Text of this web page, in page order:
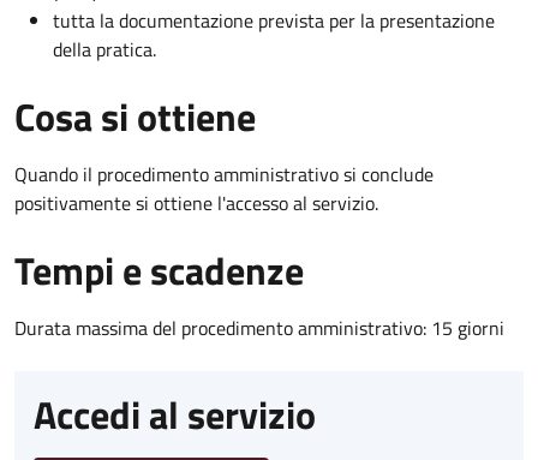
tutta la documentazione prevista per la presentazione
della pratica.
Cosa si ottiene
Quando il procedimento amministrativo si conclude
positivamente si ottiene l'accesso al servizio.
Tempi e scadenze
Durata massima del procedimento amministrativo: 15 giorni
Accedi al servizio